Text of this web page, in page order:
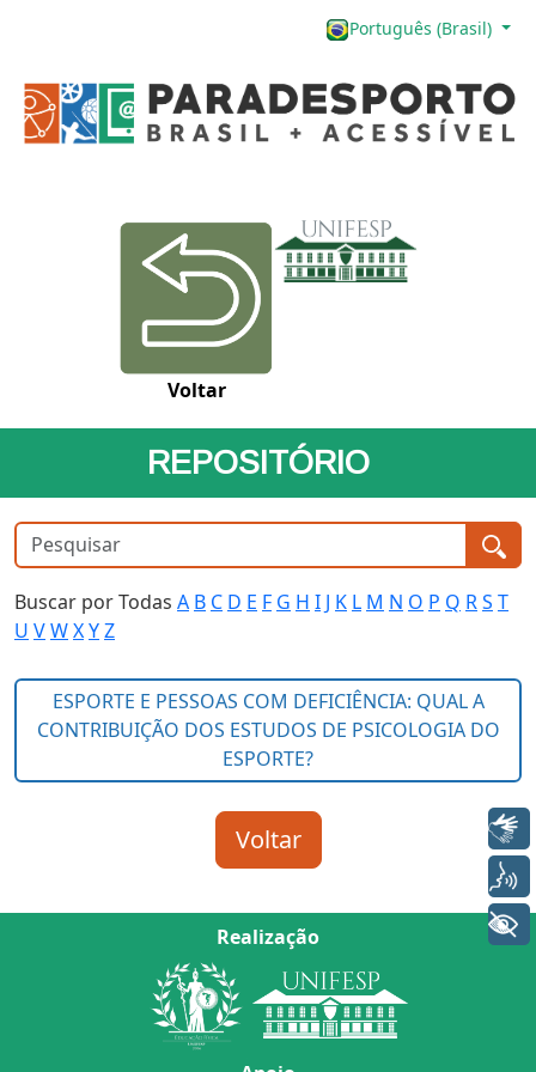
Português (Brasil)
Voltar
REPOSITÓRIO
Buscar por Todas A B C D E F G H I J K L M N O P Q RS T
U VWXYZ
Realização